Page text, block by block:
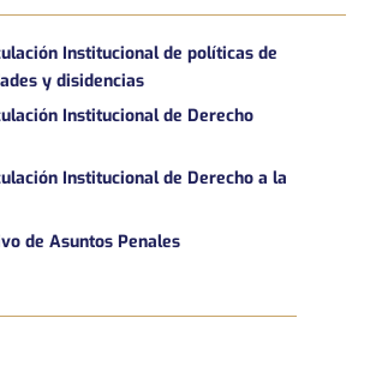
Institucional de políticas de
y disidencias
Institucional de Derecho
Institucional de Derecho a la
de Asuntos Penales